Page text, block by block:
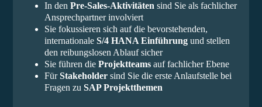
In den Pre-Sales-Aktivitäten sind Sie als fachlicher
Ansprechpartner involviert
Sie fokussieren sich auf die bevorstehenden,
internationale S/4 HANA Einführung und stellen
den reibungslosen Ablauf sicher
Sie führen die Projektteams auf fachlicher Ebene
FürStakeholder sind Sie die erste Anlaufstelle bei
Fragen zu SAP Projektthemen